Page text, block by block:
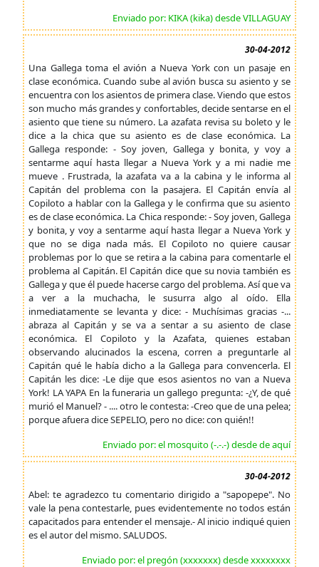
Enviado por: KIKA (kika) desde VILLAGUAY
30-04-2012
Una Gallega toma el avión a Nueva York con un pasaje en
clase económica. Cuando sube al avión busca su asiento y se
encuentra con los asientos de primera clase. Viendo que estos
son mucho más grandes y confortables, decide sentarse en el
asiento que tiene su número. La azafata revisa su boleto y le
dice a la chica que su asiento es de clase económica. La
Gallega responde: - Soy joven, Gallega y bonita, y voy a
sentarme aquí hasta llegar a Nueva York y a mi nadie me
mueve . Frustrada, la azafata va a la cabina y le informa al
Capitán del problema con la pasajera. El Capitán envía al
Copiloto a hablar con la Gallega y le confirma que su asiento
es de clase económica. La Chica responde: - Soy joven, Gallega
y bonita, y voy a sentarme aquí hasta llegar a Nueva York y
que no se diga nada más. El Copiloto no quiere causar
problemas por lo que se retira a la cabina para comentarle el
problema al Capitán. El Capitán dice que su novia también es
Gallega y que él puede hacerse cargo del problema. Así que va
a ver a la muchacha, le susurra algo al oí­do. Ella
inmediatamente se levanta y dice: - Muchísimas gracias -...
abraza al Capitán y se va a sentar a su asiento de clase
económica. El Copiloto y la Azafata, quienes estaban
observando alucinados la escena, corren a preguntarle al
Capitán qué le había dicho a la Gallega para convencerla. El
Capitán les dice: -Le dije que esos asientos no van a Nueva
York! LA YAPA En la funeraria un gallego pregunta: -¿Y, de qué
murió el Manuel? - .... otro le contesta: -Creo que de una pelea;
porque afuera dice SEPELIO, pero no dice: con quién!!
Enviado por: el mosquito (-.-.-) desde de aquí
30-04-2012
Abel: te agradezco tu comentario dirigido a "sapopepe". No
vale la pena contestarle, pues evidentemente no todos están
capacitados para entender el mensaje.- Al inicio indiqué quien
es el autor del mismo. SALUDOS.
Enviado por: el pregón (xxxxxxx) desde xxxxxxxx